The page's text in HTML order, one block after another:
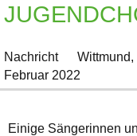
Nachricht Wittmund,
Februar 2022
Einige Sängerinnen